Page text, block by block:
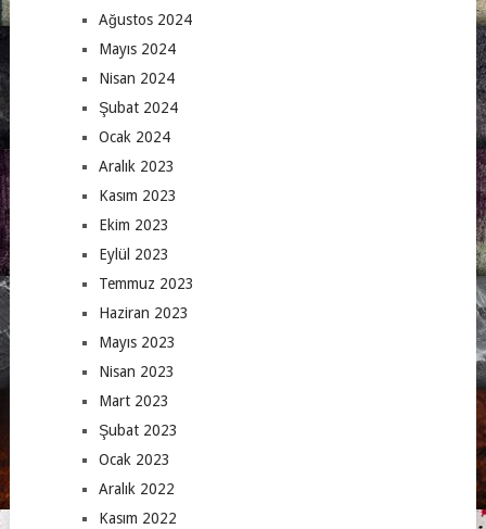
Ağustos 2024
Mayıs 2024
Nisan 2024
Şubat 2024
Ocak 2024
Aralık 2023
Kasım 2023
Ekim 2023
Eylül 2023
Temmuz 2023
Haziran 2023
Mayıs 2023
Nisan 2023
Mart 2023
Şubat 2023
Ocak 2023
Aralık 2022
Kasım 2022